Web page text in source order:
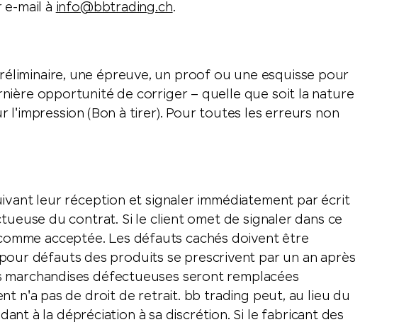
e-mail à info@bbtrading.ch.
une épreuve, un proof ou une esquisse pour
opportunité de corriger – quelle que soit la nature
l'impression (Bon à tirer). Pour toutes les erreurs non
leur réception et signaler immédiatement par écrit
du contrat. Si le client omet de signaler dans ce
acceptée. Les défauts cachés doivent être
défauts des produits se prescrivent par un an après
défectueuses seront remplacées
n'a pas de droit de retrait. bb trading peut, au lieu du
à la dépréciation à sa discrétion. Si le fabricant des